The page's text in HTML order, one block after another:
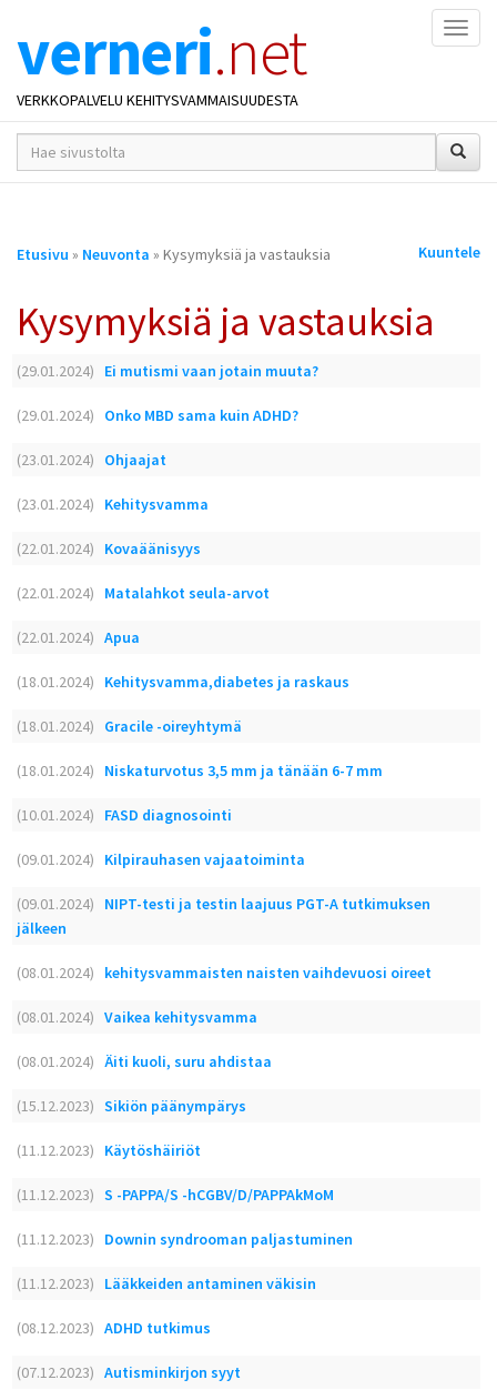
verneri.net
VERKKOPALVELU KEHITYSVAMMAISUUDESTA
hakusana(t)
*
Olet
Etusivu » Neuvonta » Kysymyksiä ja vastauksia Kuuntele
Kysymyksiä ja vastauksia
(29.01.2024) Ei mutismi vaan jotain muuta?
(29.01.2024) Onko MBD sama kuin ADHD?
(23.01.2024) Ohjaajat
(23.01.2024) Kehitysvamma
(22.01.2024) Kovaäänisyys
(22.01.2024) Matalahkot seula-arvot
(22.01.2024) Apua
(18.01.2024) Kehitysvamma,diabetes ja raskaus
(18.01.2024) Gracile -oireyhtymä
(18.01.2024) Niskaturvotus 3,5 mm ja tänään 6-7 mm
(10.01.2024) FASD diagnosointi
(09.01.2024) Kilpirauhasen vajaatoiminta
(09.01.2024)
NIPT-testi ja testin laajuus PGT-A tutkimuksen
jälkeen
(08.01.2024) kehitysvammaisten naisten vaihdevuosi oireet
(08.01.2024) Vaikea kehitysvamma
(08.01.2024) Äiti kuoli, suru ahdistaa
(15.12.2023) Sikiön päänympärys
(11.12.2023) Käytöshäiriöt
(11.12.2023) S -PAPPA/S -hCGBV/D/PAPPAkMoM
(11.12.2023) Downin syndrooman paljastuminen
(11.12.2023) Lääkkeiden antaminen väkisin
(08.12.2023) ADHD tutkimus
(07.12.2023) Autisminkirjon syyt